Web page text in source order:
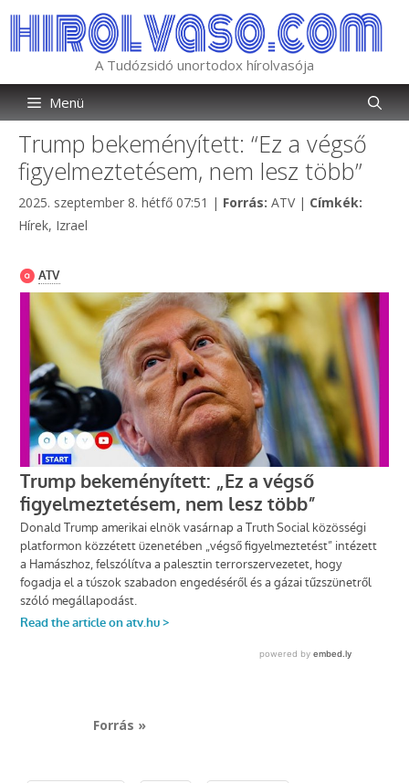
tartalomba
A Tudózsidó unortodox hírolvasója
Menü
Trump bekeményített: “Ez a végső
figyelmeztetésem, nem lesz több”
2025. szeptember 8. hétfő 07:51 | Forrás: Kategória
ATV | Címkék:
Hírek, Izrael
Forrás »